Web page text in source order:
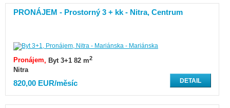
PRONÁJEM - Prostorný 3 + kk - Nitra, Centrum
Pronájem Byt 3+1 82 m2
Nitra
DETAIL
820,00 EUR/měsíc